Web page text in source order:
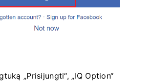
„Prisijungti“, „IQ Option“